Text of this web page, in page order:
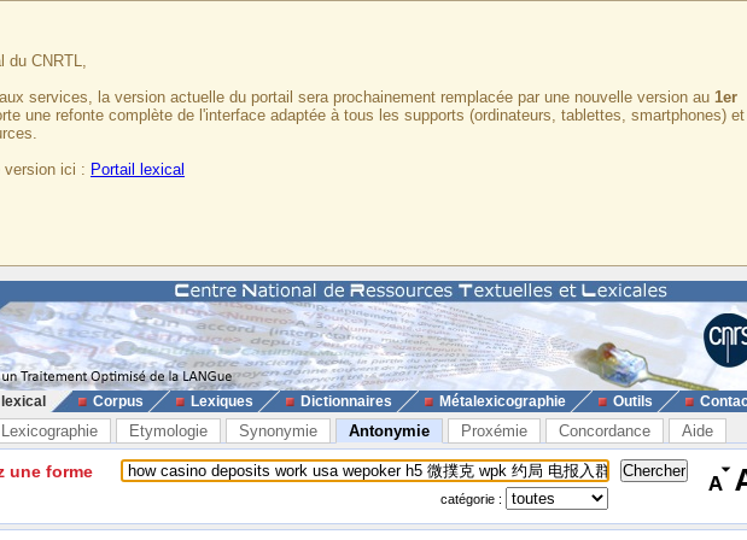
du CNRTL,
services, la version actuelle du portail sera prochainement remplacée par une nouvelle version au 1er
une refonte complète de l'interface adaptée à tous les supports (ordinateurs, tablettes, smartphones)
version ici : Portail lexical
Corpus Lexiques Dictionnaires Métalexicographie Outils
Lexicographie Etymologie Synonymie Antonymie Proxémie Concordance Aide
une forme
catégorie :